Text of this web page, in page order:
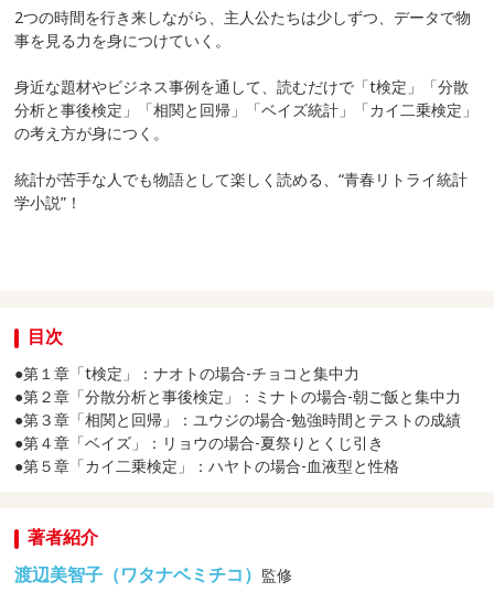
2つの時間を行き来しながら、主人公たちは少しずつ、データで物
事を見る力を身につけていく。
身近な題材やビジネス事例を通して、読むだけで「t検定」「分散
分析と事後検定」「相関と回帰」「ベイズ統計」「カイ二乗検定」
の考え方が身につく。
統計が苦手な人でも物語として楽しく読める、“青春リトライ統計
学小説”！
目次
●第１章「t検定」：ナオトの場合-チョコと集中力
●第２章「分散分析と事後検定」：ミナトの場合-朝ご飯と集中力
●第３章「相関と回帰」：ユウジの場合-勉強時間とテストの成績
●第４章「ベイズ」：リョウの場合-夏祭りとくじ引き
●第５章「カイ二乗検定」：ハヤトの場合-血液型と性格
著者紹介
渡辺美智子（ワタナベミチコ） 監修